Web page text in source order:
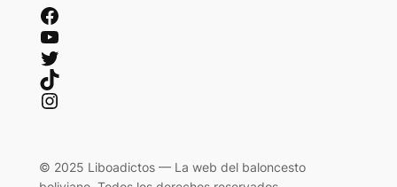
Facebook
YouTube
Twitter
TikTok
Instagram
© 2025 Liboadictos — La web del baloncesto